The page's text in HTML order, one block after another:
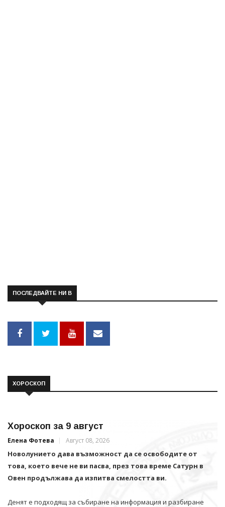
ПОСЛЕДВАЙТЕ НИ В
ХОРОСКОП
Хороскоп за 9 август
Елена Фотева Август 08, 2026
Новолунието дава възможност да се освободите от
това, което вече не ви пасва, през това време Сатурн в
Овен продължава да изпитва смелостта ви.
Денят е подходящ за събиране на информация и разбиране